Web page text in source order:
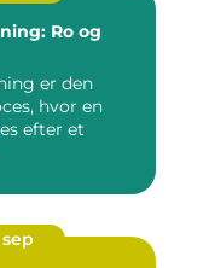
Ro og
er den
hvor en
efter et